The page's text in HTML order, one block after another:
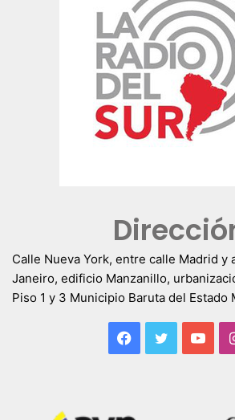
Calle Nueva York, entre calle Madrid y
Janeiro, edificio Manzanillo,
Piso 1 y 3 Municipio Baruta del Estado
Facebook
Twitter